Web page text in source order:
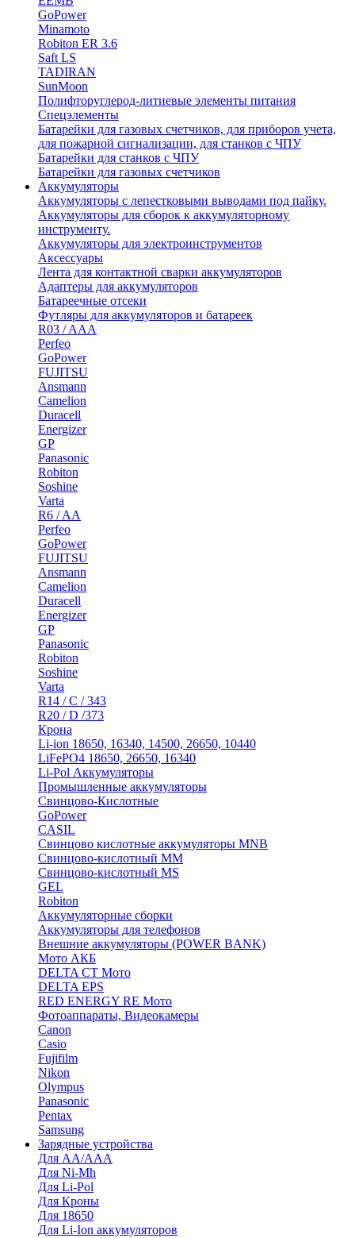
GoPower
Minamoto
Robiton ER 3.6
Saft LS
TADIRAN
SunMoon
Полифторуглерод-литиевые элементы питания
Спецэлементы
Батарейки для газовых счетчиков, для приборов учета,
для пожарной сигнализации, для станков с ЧПУ
Батарейки для станков с ЧПУ
Батарейки для газовых счетчиков
Аккумуляторы
Аккумуляторы с лепестковыми выводами под пайку.
Аккумуляторы для сборок к аккумуляторному
инструменту.
Аккумуляторы для электроинструментов
Аксессуары
Лента для контактной сварки аккумуляторов
Адаптеры для аккумуляторов
Батареечные отсеки
Футляры для аккумуляторов и батареек
R03 / AAA
Perfeo
GoPower
FUJITSU
Ansmann
Camelion
Duracell
Energizer
GP
Panasonic
Robiton
Soshine
Varta
R6 / AA
Perfeo
GoPower
FUJITSU
Ansmann
Camelion
Duracell
Energizer
GP
Panasonic
Robiton
Soshine
Varta
R14 / C / 343
R20 / D /373
Крона
Li-ion 18650, 16340, 14500, 26650, 10440
LiFePO4 18650, 26650, 16340
Li-Pol Аккумуляторы
Промышленные аккумуляторы
Свинцово-Кислотные
GoPower
CASIL
Свинцово кислотные аккумуляторы MNB
Cвинцово-кислотный MM
Cвинцово-кислотный MS
GEL
Robiton
Аккумуляторные сборки
Аккумуляторы для телефонов
Внешние аккумуляторы (POWER BANK)
Мото АКБ
DELTA CT Мото
DELTA EPS
RED ENERGY RE Мото
Фотоаппараты, Видеокамеры
Canon
Casio
Fujifilm
Nikon
Olympus
Panasonic
Pentax
Samsung
Зарядные устройства
Для AA/AAA
Для Ni-Mh
Для Li-Pol
Для Кроны
Для 18650
Для Li-Ion аккумуляторов